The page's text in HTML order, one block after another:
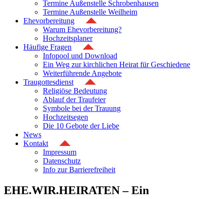
Termine Außenstelle Schrobenhausen
Termine Außenstelle Weilheim
Ehevorbereitung
Warum Ehevorbereitung?
Hochzeitsplaner
Häufige Fragen
Infopool und Download
Ein Weg zur kirchlichen Heirat für Geschiedene
Weiterführende Angebote
Traugottesdienst
Religiöse Bedeutung
Ablauf der Traufeier
Symbole bei der Trauung
Hochzeitsegen
Die 10 Gebote der Liebe
News
Kontakt
Impressum
Datenschutz
Info zur Barrierefreiheit
EHE.WIR.HEIRATEN – Ein